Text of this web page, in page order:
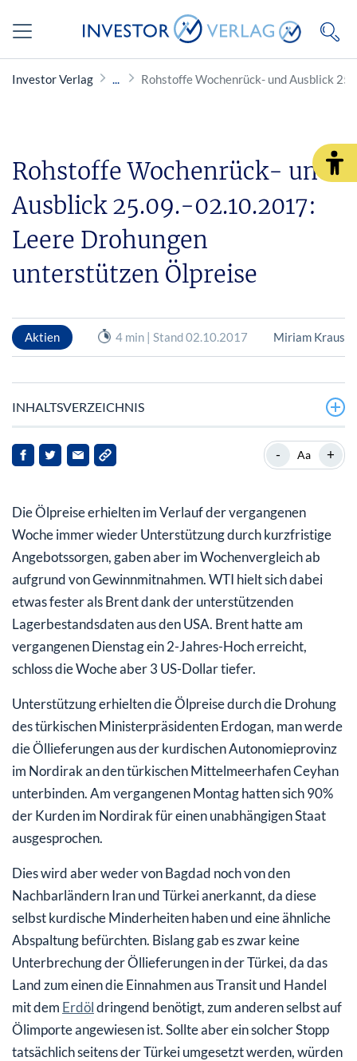
Investor Verlag Rohstoffe Wochenrück- und Ausblick
Rohstoffe Wochenrück- und
Ausblick 25.09.-02.10.2017:
Leere Drohungen
unterstützen Ölpreise
Aktien 4 min | Stand 02.10.2017 Miriam Kraus
INHALTSVERZEICHNIS
Edelmetalle: Gold
Agrarrohstoffe: Arabica Kaffee
- Aa +
Die Ölpreise erhielten im Verlauf der vergangenen
Woche immer wieder Unterstützung durch kurzfristige
Angebotssorgen, gaben aber im Wochenvergleich ab
aufgrund von Gewinnmitnahmen. WTI hielt sich dabei
etwas fester als Brent dank der unterstützenden
Lagerbestandsdaten aus den USA. Brent hatte am
vergangenen Dienstag ein 2-Jahres-Hoch erreicht,
schloss die Woche aber 3 US-Dollar tiefer.
Unterstützung erhielten die Ölpreise durch die Drohung
des türkischen Ministerpräsidenten Erdogan, man werde
die Öllieferungen aus der kurdischen Autonomieprovinz
im Nordirak an den türkischen Mittelmeerhafen Ceyhan
unterbinden. Am vergangenen Montag hatten sich 90%
der Kurden im Nordirak für einen unabhängigen Staat
ausgesprochen.
Dies wird aber weder von Bagdad noch von den
Nachbarländern Iran und Türkei anerkannt, da diese
selbst kurdische Minderheiten haben und eine ähnliche
Abspaltung befürchten. Bislang gab es zwar keine
Unterbrechung der Öllieferungen in der Türkei, da das
Land zum einen die Einnahmen aus Transit und Handel
mit dem Erdöldringend benötigt, zum anderen selbst auf
Ölimporte angewiesen ist. Sollte aber ein solcher Stopp
tatsächlich seitens der Türkei umgesetzt werden, würden